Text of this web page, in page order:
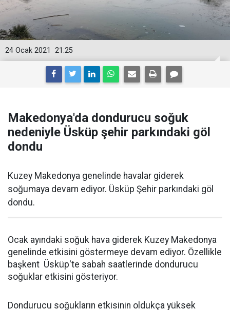
21:25
24 Ocak 2021
Makedonya'da dondurucu soğuk
nedeniyle Üsküp şehir parkındaki göl
dondu
Kuzey Makedonya genelinde havalar giderek
soğumaya devam ediyor. Üsküp Şehir parkındaki göl
dondu.
Ocak ayındaki soğuk hava giderek Kuzey Makedonya
genelinde etkisini göstermeye devam ediyor. Özellikle
başkent Üsküp'te sabah saatlerinde dondurucu
soğuklar etkisini gösteriyor.
Dondurucu soğukların etkisinin oldukça yüksek